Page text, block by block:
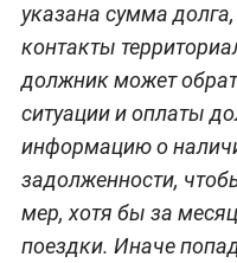
указана сумма
контакты
должник может
ситуации и оплаты
информацию о
задолженности,
мер, хотя бы за
поездки. Иначе